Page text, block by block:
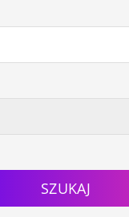
SZUKAJ